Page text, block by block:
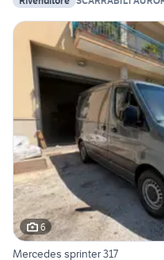
6
Mercedes sprinter 317